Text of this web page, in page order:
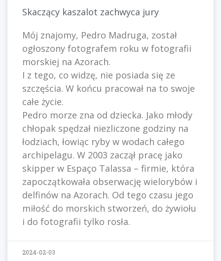
Skaczący kaszalot zachwyca jury
Mój znajomy, Pedro Madruga, został
ogłoszony fotografem roku w fotografii
morskiej na Azorach.
I z tego, co widzę, nie posiada się ze
szczęścia. W końcu pracował na to swoje
całe życie.
Pedro morze zna od dziecka. Jako młody
chłopak spędzał niezliczone godziny na
łodziach, łowiąc ryby w wodach całego
archipelagu. W 2003 zaczął pracę jako
skipper w Espaço Talassa – firmie, która
zapoczątkowała obserwację wielorybów i
delfinów na Azorach. Od tego czasu jego
miłość do morskich stworzeń, do żywiołu
i do fotografii tylko rosła.
2024-02-03